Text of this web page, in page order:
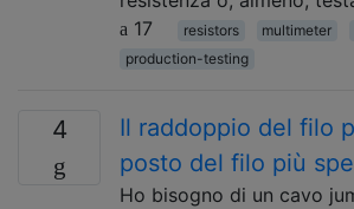
17
resistors multimeter
production-testing
4
Il raddoppio del filo
posto del filo più
Ho bisogno di un cavo